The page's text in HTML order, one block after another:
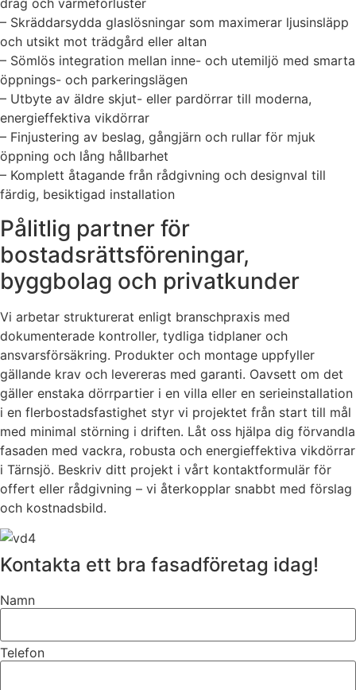
drag och värmeförluster
– Skräddarsydda glaslösningar som maximerar ljusinsläpp
och utsikt mot trädgård eller altan
– Sömlös integration mellan inne- och utemiljö med smarta
öppnings- och parkeringslägen
– Utbyte av äldre skjut- eller pardörrar till moderna,
energieffektiva vikdörrar
– Finjustering av beslag, gångjärn och rullar för mjuk
öppning och lång hållbarhet
– Komplett åtagande från rådgivning och designval till
färdig, besiktigad installation
Pålitlig partner för
bostadsrättsföreningar,
byggbolag och privatkunder
Vi arbetar strukturerat enligt branschpraxis med
dokumenterade kontroller, tydliga tidplaner och
ansvarsförsäkring. Produkter och montage uppfyller
gällande krav och levereras med garanti. Oavsett om det
gäller enstaka dörrpartier i en villa eller en serieinstallation
i en flerbostadsfastighet styr vi projektet från start till mål
med minimal störning i driften. Låt oss hjälpa dig förvandla
fasaden med vackra, robusta och energieffektiva vikdörrar
i Tärnsjö. Beskriv ditt projekt i vårt kontaktformulär för
offert eller rådgivning – vi återkopplar snabbt med förslag
och kostnadsbild.
Kontakta ett bra fasadföretag idag!
Namn
Telefon